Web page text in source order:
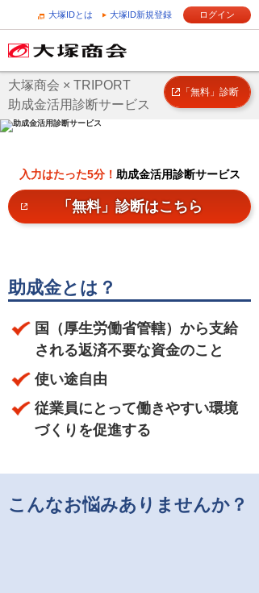
大塚IDとは 大塚ID新規登録 ログイン
大塚商会 × TRIPORT
助成金活用診断サービス
「無料」診断
入力はたった5分！ 助成金活用診断サービス
「無料」診断はこちら
助成金とは？
国（厚生労働省管轄）から支給
される返済不要な資金のこと
使い途自由
従業員にとって働きやすい環境
づくりを促進する
こんなお悩みありませんか？